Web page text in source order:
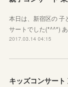
本日は、新宿区の 子
サートでした(*^^*)
2017.03.14 04:15
キッズコンサー